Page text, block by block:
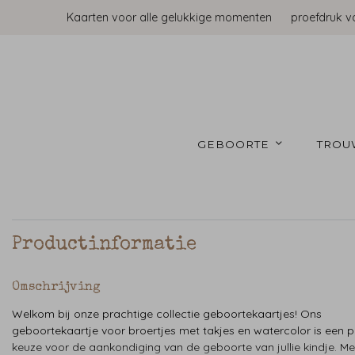
Kaarten voor alle gelukkige momenten proefdruk
GEBOORTE
Productinformatie
Omschrijving
Welkom bij onze prachtige collectie geboortekaartjes! Ons
geboortekaartje voor broertjes met takjes en watercolor is een
keuze voor de aankondiging van de geboorte van jullie kindje.